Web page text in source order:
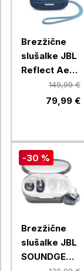
Brezžične
slušalke JBL
Reflect Aero
TWS, modra
149,99 €
79,99 €
-30 %
Brezžične
slušalke JBL
SOUNDGEAR